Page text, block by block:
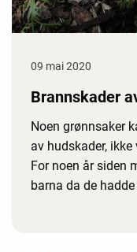
09 mai 2020
Brannskader
Noen grønnsaker
av hudskader,
For noen år siden
barna da de